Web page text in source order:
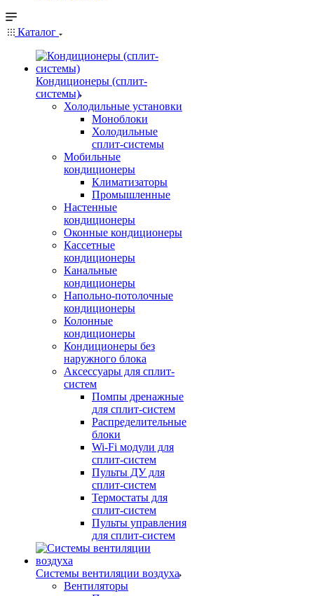
Каталог
Кондиционеры (сплит-
системы)
Холодильные установки
Моноблоки
Холодильные
сплит-системы
Мобильные
кондиционеры
Климатизаторы
Промышленные
Настенные
кондиционеры
Оконные кондиционеры
Кассетные
кондиционеры
Канальные
кондиционеры
Напольно-потолочные
кондиционеры
Колонные
кондиционеры
Кондиционеры без
наружного блока
Аксессуары для сплит-
систем
Помпы дренажные
для сплит-систем
Распределительные
блоки
Wi-Fi модули для
сплит-систем
Пульты ДУ для
сплит-систем
Термостаты для
сплит-систем
Пульты управления
для сплит-систем
Системы вентиляции воздуха
Вентиляторы